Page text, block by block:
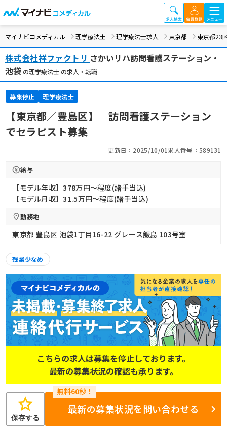
マイナビコメディカル 理学療法士 理学療法士求人 東京都 東京都23
株式会社祥ファクトリ さかいリハ訪問看護ステーション・
池袋 の理学療法士 の求人・転職
募集停止 理学療法士
【東京都／豊島区】 訪問看護ステーション
でセラピスト募集
更新日：2025/10/01求人番号：589131
給与
【モデル年収】378万円〜程度(諸手当込)
【モデル月収】31.5万円〜程度(諸手当込)
勤務地
東京都 豊島区 池袋1丁目16-22 グレース飯島 103号室
残業少なめ
こちらの求人は募集を停止しております。
最新の募集状況の確認も承ります。
star
保存する
最新の募集状況を問い合わせる